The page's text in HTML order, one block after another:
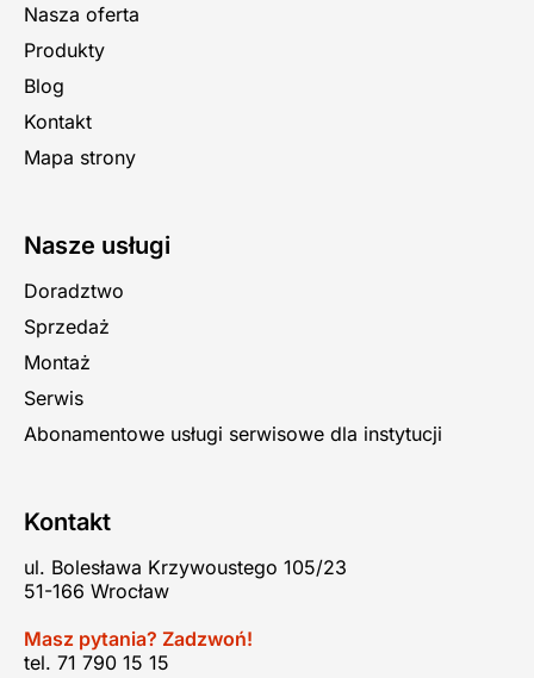
Nasza oferta
Produkty
Blog
Kontakt
Mapa strony
Nasze usługi
Doradztwo
Sprzedaż
Montaż
Serwis
Abonamentowe usługi serwisowe dla instytucji
Kontakt
ul. Bolesława Krzywoustego 105/23
51-166 Wrocław
Masz pytania? Zadzwoń!
tel. 71 790 15 15